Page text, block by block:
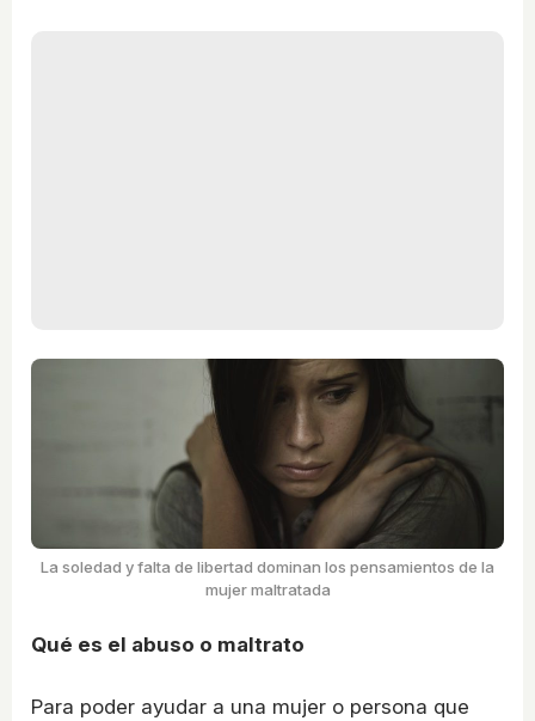
La soledad y falta de libertad dominan los pensamientos de la
mujer maltratada
Qué es el abuso o maltrato
Para poder ayudar a una mujer o persona que